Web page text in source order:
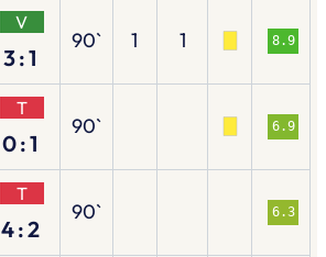
V
3:1
90` 1 1 8.9
T
0:1
90` 6.9
T
4:2
90` 6.3